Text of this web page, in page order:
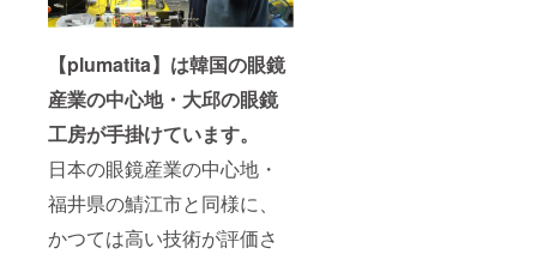
【plumatita】は韓国の眼鏡
産業の中心地・大邱の眼鏡
工房が手掛けています。
日本の眼鏡産業の中心地・
福井県の鯖江市と同様に、
かつては高い技術が評価さ